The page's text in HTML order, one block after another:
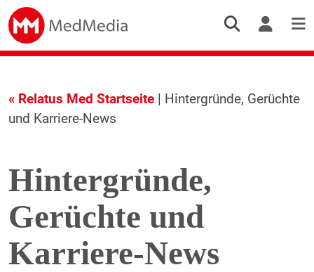
« Relatus Med Startseite| Hintergründe, Gerüchte
und Karriere-News
Hintergründe,
Gerüchte und
Karriere-News